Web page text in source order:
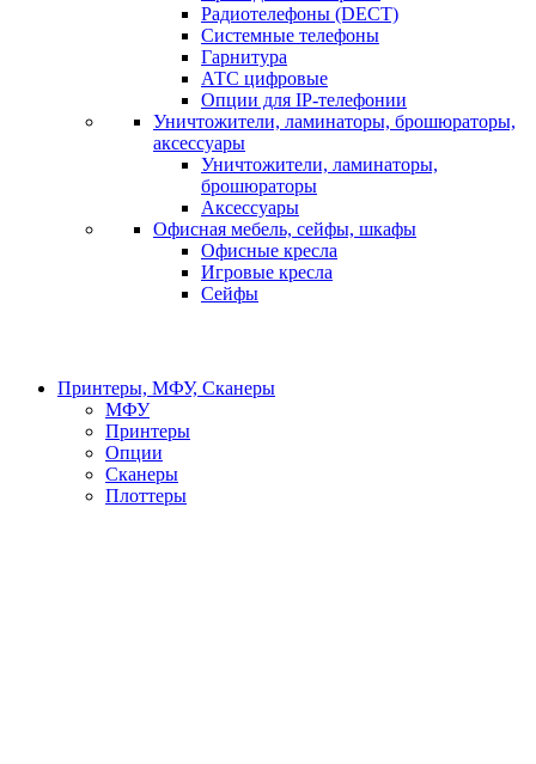
Радиотелефоны (DECT)
Системные телефоны
Гарнитура
АТС цифровые
Опции для IP-телефонии
Уничтожители, ламинаторы, брошюраторы,
аксессуары
Уничтожители, ламинаторы,
брошюраторы
Аксессуары
Офисная мебель, сейфы, шкафы
Офисные кресла
Игровые кресла
Сейфы
Принтеры, МФУ, Сканеры
МФУ
Принтеры
Опции
Сканеры
Плоттеры